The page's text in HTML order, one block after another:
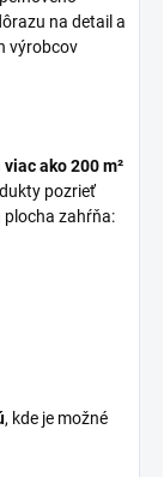
na detail a
výrobcov
viac ako 200 m²
pozrieť
plocha zahŕňa:
, kde je možné